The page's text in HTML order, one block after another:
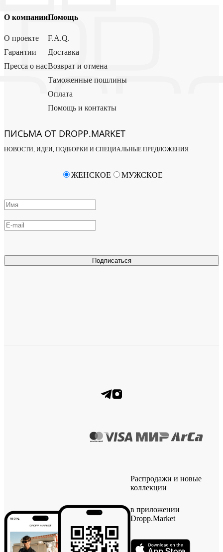
О компании
О проекте
Гарантии
Пресса о нас
Помощь
F.A.Q.
Доставка
Возврат и отмена
Таможенные пошлины
Оплата
Помощь и контакты
ПИСЬМА ОТ DROPP.MARKET
НОВОСТИ, ИДЕИ, ПОДБОРКИ И СПЕЦИАЛЬНЫЕ ПРЕДЛОЖЕНИЯ
Подписаться
ЖЕНСКОЕ МУЖСКОЕ
Распродажи и новые
коллекции
в приложении
Dropp.Market